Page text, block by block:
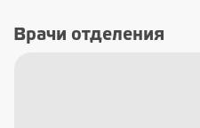
Врачи отделения